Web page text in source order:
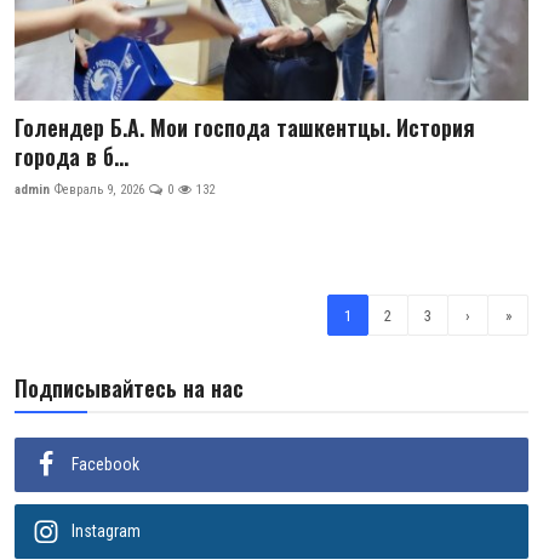
Голендер Б.А. Мои господа ташкентцы. История
города в б...
admin Февраль 9, 2026 0 132
1 2 3 › »
Подписывайтесь на нас
Facebook
Instagram